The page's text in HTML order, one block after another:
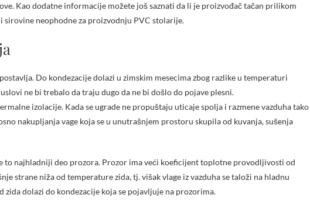
Kao dodatne informacije možete još saznati da li je proizvođač tačan prilikom
sirovine neophodne za proizvodnju PVC stolarije.
Do kondezacije dolazi u zimskim mesecima zbog razlike u temperaturi
ne bi trebalo da traju dugo da ne bi došlo do pojave plesni.
izolacije. Kada se ugrade ne propuštaju uticaje spolja i razmene vazduha tako
nakupljanja vage koja se u unutrašnjem prostoru skupila od kuvanja, sušenja
to najhladniji deo prozora. Prozor ima veći koeficijent toplotne provodljivosti od
strane niža od temperature zida, tj. višak vlage iz vazduha se taloži na hladnu
dolazi do kondezacije koja se pojavljuje na prozorima.